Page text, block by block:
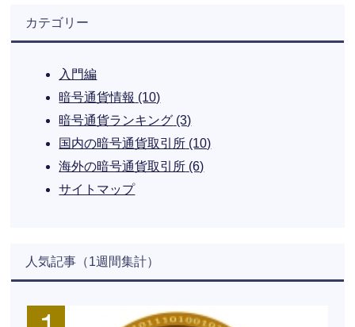
カテゴリー
入門編
暗号通貨情報 (10)
暗号通貨ランキング (3)
国内の暗号通貨取引所 (10)
海外の暗号通貨取引所 (6)
サイトマップ
人気記事（1週間集計）